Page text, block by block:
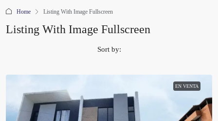
Home Listing With Image Fullscreen
Listing With Image Fullscreen
Sort by:
EN VENTA